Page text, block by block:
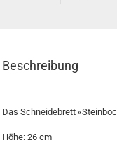
Beschreibung
Das Schneidebrett
Höhe: 26 cm